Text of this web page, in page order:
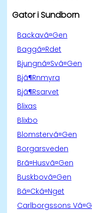
Gator i Sundborn
Backavã¤Gen
Baggã¤Rdet
Bjungnã¤Svã¤Gen
Bjã¶Rnmyra
Bjã¶Rsarvet
Blixas
Blixbo
Blomstervã¤Gen
Borgarsveden
Brã¤Husvã¤Gen
Buskbovã¤Gen
Bã¤Ckã¤Nget
Carlborgssons Vã¤G